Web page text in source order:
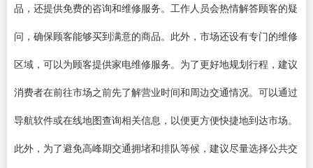
品，还提供免费的咨询和维修服务。工作人员会热情解答顾客的疑
问，确保顾客能够买到满意的商品。此外，市场还设有专门的维修
区域，可以为顾客提供家电维修服务。为了更好地规划行程，建议
消费者在前往市场之前先了解营业时间和周边交通情况。可以通过
导航软件或在线地图查询相关信息，以便更方便快捷地到达市场。
此外，为了避免高峰期交通拥堵和排队等候，建议尽量选择公共交